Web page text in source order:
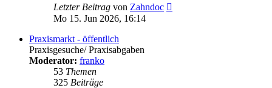
Letzter Beitrag von Zahndoc
Mo 15. Jun 2026, 16:14
Praxismarkt - öffentlich
Praxisgesuche/ Praxisabgaben
Moderator: franko
53 Themen
325 Beiträge